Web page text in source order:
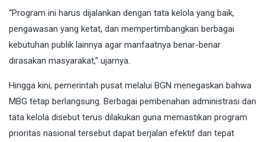
“Program ini harus dijalankan dengan tata kelola yang baik,
pengawasan yang ketat, dan mempertimbangkan berbagai
kebutuhan publik lainnya agar manfaatnya benar-benar
dirasakan masyarakat,” ujarnya.
Hingga kini, pemerintah pusat melalui BGN menegaskan bahwa
MBG tetap berlangsung. Berbagai pembenahan administrasi dan
tata kelola disebut terus dilakukan guna memastikan program
prioritas nasional tersebut dapat berjalan efektif dan tepat